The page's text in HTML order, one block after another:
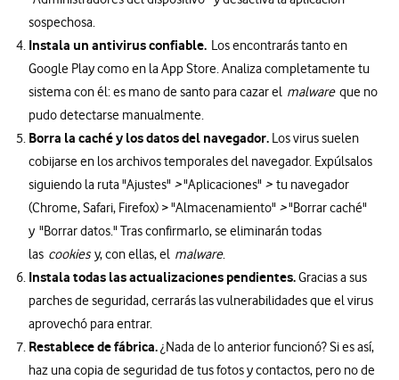
sospechosa.
Instala un antivirus confiable. Los encontrarás tanto en
Google Play como en la App Store. Analiza completamente tu
sistema con él: es mano de santo para cazar el malwareque no
pudo detectarse manualmente.
Borra la caché y los datos del navegador. Los virus suelen
cobijarse en los archivos temporales del navegador. Expúlsalos
siguiendo la ruta "Ajustes" >"Aplicaciones" >tu navegador
(Chrome, Safari, Firefox) > "Almacenamiento" >"Borrar caché"
y "Borrar datos." Tras confirmarlo, se eliminarán todas
las cookiesy, con ellas, el malware.
Instala todas las actualizaciones pendientes.Gracias a sus
parches de seguridad, cerrarás las vulnerabilidades que el virus
aprovechó para entrar.
Restablece de fábrica.¿Nada de lo anterior funcionó? Si es así,
haz una copia de seguridad de tus fotos y contactos, pero no de